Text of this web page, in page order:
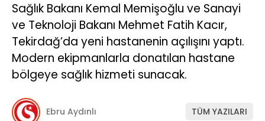
Sağlık Bakanı Kemal Memişoğlu ve Sanayi
ve Teknoloji Bakanı Mehmet Fatih Kacır,
Tekirdağ’da yeni hastanenin açılışını yaptı.
Modern ekipmanlarla donatılan hastane
bölgeye sağlık hizmeti sunacak.
Ebru Aydınlı TÜM YAZILARI